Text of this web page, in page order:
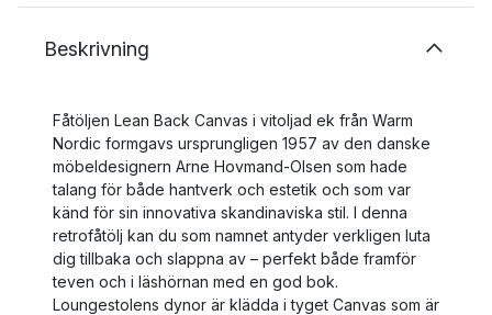
Beskrivning
Fåtöljen Lean Back Canvas i vitoljad ek från Warm
Nordic formgavs ursprungligen 1957 av den danske
möbeldesignern Arne Hovmand-Olsen som hade
talang för både hantverk och estetik och som var
känd för sin innovativa skandinaviska stil. I denna
retrofåtölj kan du som namnet antyder verkligen luta
dig tillbaka och slappna av – perfekt både framför
teven och i läshörnan med en god bok.
Loungestolens dynor är klädda i tyget Canvas som är